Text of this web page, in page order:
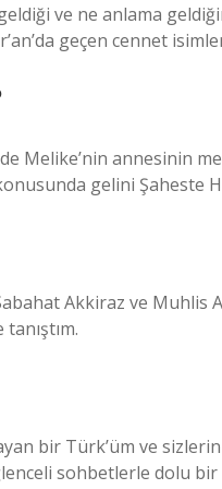
ve ne anlama
geçen cennet
annesinin
gelini Şaheste
Akkiraz ve Muhlis
bir Türk’üm ve
sohbetlerle dolu bir